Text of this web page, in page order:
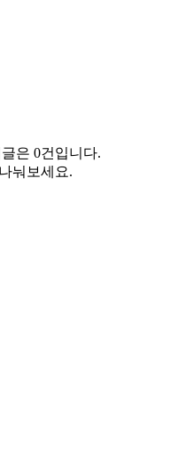
은 0건입니다.
눠보세요.